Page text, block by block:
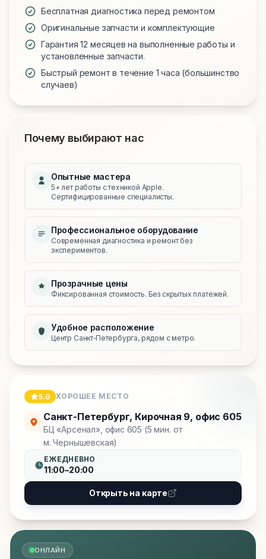
Бесплатная диагностика перед ремонтом
Оригинальные запчасти и комплектующие
Гарантия 12 месяцев на выполненные работы и
установленные запчасти.
Быстрый ремонт в течение 1 часа (большинство
случаев)
Почему выбирают нас
Опытные мастера
5+ лет работы с техникой Apple.
Сертифицированные специалисты.
Профессиональное оборудование
Современная диагностика и ремонт без
экспериментов.
Прозрачные цены
Фиксированная стоимость. Без скрытых платежей.
Удобное расположение
Центр Санкт‑Петербурга, рядом с метро.
5.0 ХОРОШЕЕ МЕСТО
Санкт-Петербург, Кирочная 9, офис 605
БЦ «Арсенал», офис 605 (5 мин. от
м. Чернышевская)
ЕЖЕДНЕВНО
11:00–20:00
Открыть на карте
ОНЛАЙН